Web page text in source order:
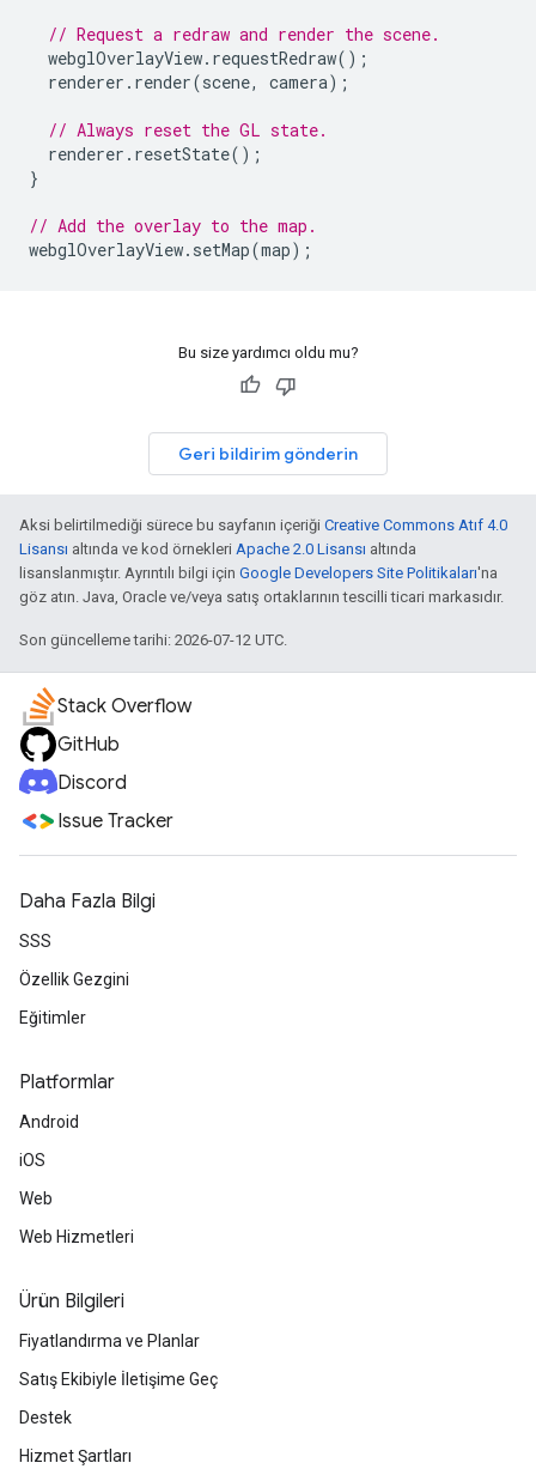
// Request a redraw and render the scene.
webglOverlayView. requestRedraw();
renderer . render(scene, camera);
// Always reset the GL state.
renderer . resetState();
}
// Add the overlay to the map.
webglOverlayView. setMap(map);
Bu size yardımcı oldu mu?
Geri bildirim gönderin
Aksi belirtilmediği sürece bu sayfanın içeriği Creative Commons Atıf 4.0
Lisansı altında ve kod örnekleri Apache 2.0 Lisansı altında
lisanslanmıştır. Ayrıntılı bilgi için Google Developers Site Politikaları'na
göz atın. Java, Oracle ve/veya satış ortaklarının tescilli ticari markasıdır.
Son güncelleme tarihi: 2026-07-12 UTC.
Stack Overflow
GitHub
Discord
Issue Tracker
Daha Fazla Bilgi
SSS
Özellik Gezgini
Eğitimler
Platformlar
Android
iOS
Web
Web Hizmetleri
Ürün Bilgileri
Fiyatlandırma ve Planlar
Satış Ekibiyle İletişime Geç
Destek
Hizmet Şartları